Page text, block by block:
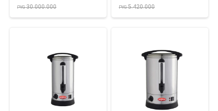
PYG30.000.000 PYG5.420.000